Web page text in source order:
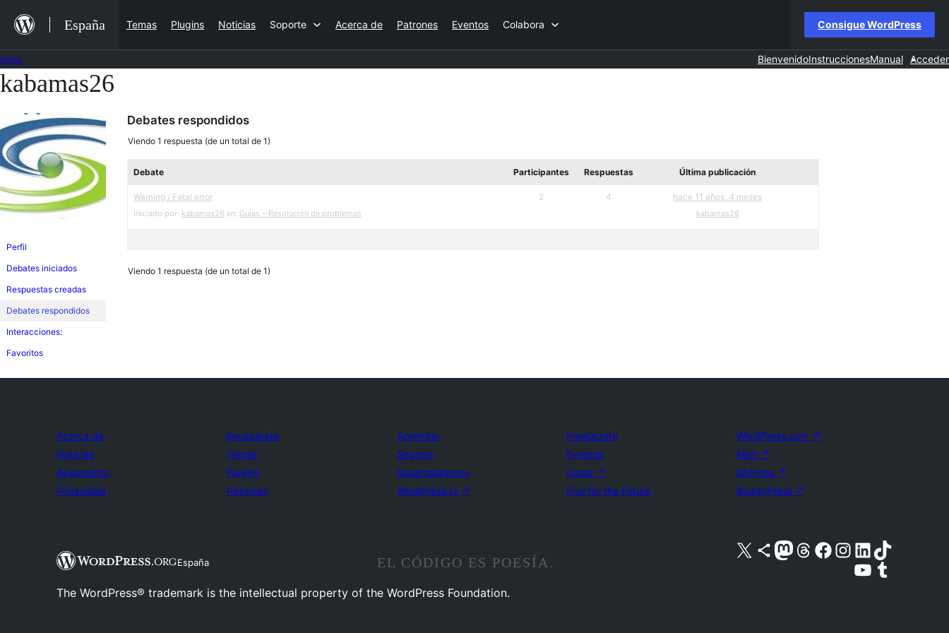
contenido
España Temas Plugins Noticias Soporte Acerca de Patrones Eventos Colabora Consigue WordPress
BienvenidoInstruccionesManual Acceder
Saltar
contenido
kabamas26
Perfil
Debates iniciados
Respuestas creadas
Debates respondidos
Interacciones:
Favoritos
Debates respondidos
Viendo 1 respuesta (de un total de 1)
Debate Participantes Respuestas Última publicación
Warning / Fatal error
Iniciado por: kabamas26 en: Guías – Resolución de problemas
2 4 hace 11 años, 4 meses
kabamas26
Viendo 1 respuesta (de un total de 1)
Acerca de
Noticias
Alojamiento
Privacidad
Escaparate
Temas
Plugins
Patrones
Aprender
Soporte
Desarrolladores
WordPress.tv ↗
Involúcrate
Eventos
Donar ↗
Five for the Future
WordPress.com ↗
Matt ↗
bbPress ↗
BuddyPress ↗
España
Visita nuestra cuenta de X (anteriormente Twitter)
Visita nuestra cuenta de Bluesky
Visita nuestra cuenta de Mastodon
Visita nuestra cuenta de Threads
Visita nuestra página de Facebook
Visita nuestra cuenta de Instagram
Visita nuestra cuenta de LinkedIn
Visita nuestra cuenta de TikTok
Visita nuestro canal de YouTube
Visita nuestra cuenta de Tumblr
EL CÓDIGO ES POESÍA.
The WordPress® trademark is the intellectual property of the WordPress Foundation.